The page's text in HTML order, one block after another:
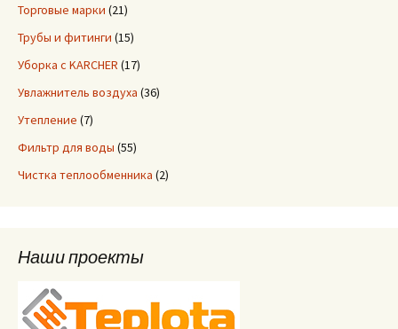
Торговые марки (21)
Трубы и фитинги (15)
Уборка с KARCHER (17)
Увлажнитель воздуха (36)
Утепление (7)
Фильтр для воды (55)
Чистка теплообменника (2)
Наши проекты